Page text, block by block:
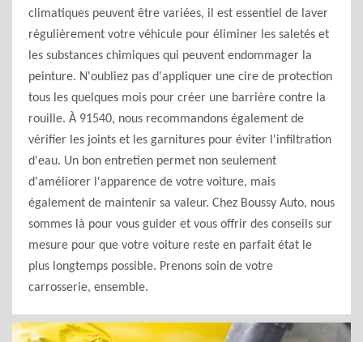
climatiques peuvent être variées, il est essentiel de laver
régulièrement votre véhicule pour éliminer les saletés et
les substances chimiques qui peuvent endommager la
peinture. N'oubliez pas d'appliquer une cire de protection
tous les quelques mois pour créer une barrière contre la
rouille. À 91540, nous recommandons également de
vérifier les joints et les garnitures pour éviter l'infiltration
d'eau. Un bon entretien permet non seulement
d'améliorer l'apparence de votre voiture, mais
également de maintenir sa valeur. Chez Boussy Auto, nous
sommes là pour vous guider et vous offrir des conseils sur
mesure pour que votre voiture reste en parfait état le
plus longtemps possible. Prenons soin de votre
carrosserie, ensemble.